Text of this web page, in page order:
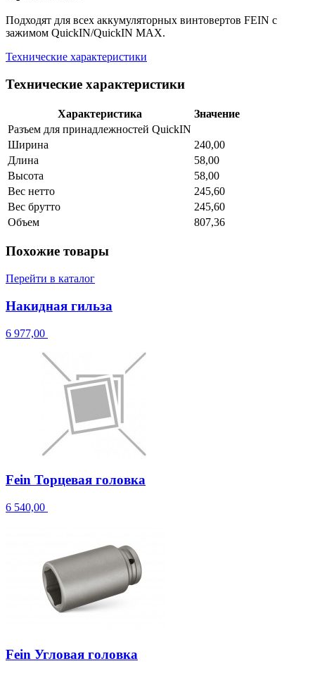
Подходят для всех аккумуляторных винтовертов FEIN с
зажимом QuickIN/QuickIN MAX.
Технические характеристики
Технические характеристики
Характеристика
Значение
Разъем для принадлежностей QuickIN
Ширина
240,00
Длина
58,00
Высота
58,00
Вес нетто
245,60
Вес брутто
245,60
Объем
807,36
Похожие товары
Перейти в каталог
Накидная гильза
6 977,00
Fein Торцевая головка
6 540,00
Fein Угловая головка